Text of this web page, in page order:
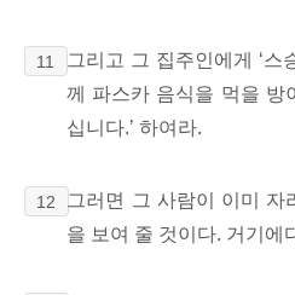
11
그리고 그 집주인에게 ‘스
께 파스카 음식을 먹을 방
십니다.’ 하여라.
12
그러면 그 사람이 이미
을 보여 줄 것이다. 거기에